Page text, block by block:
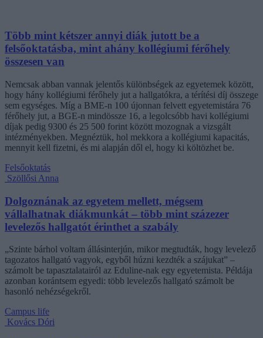
Több mint kétszer annyi diák jutott be a
felsőoktatásba, mint ahány kollégiumi férőhely
összesen van
Nemcsak abban vannak jelentős különbségek az egyetemek között,
hogy hány kollégiumi férőhely jut a hallgatókra, a térítési díj összege
sem egységes. Míg a BME-n 100 újonnan felvett egyetemistára 76
férőhely jut, a BGE-n mindössze 16, a legolcsóbb havi kollégiumi
díjak pedig 9300 és 25 500 forint között mozognak a vizsgált
intézményekben. Megnéztük, hol mekkora a kollégiumi kapacitás,
mennyit kell fizetni, és mi alapján dől el, hogy ki költözhet be.
Felsőoktatás
Szöllősi Anna
Dolgoznának az egyetem mellett, mégsem
vállalhatnak diákmunkát – több mint százezer
levelezős hallgatót érinthet a szabály
„Szinte bárhol voltam állásinterjún, mikor megtudták, hogy levelező
tagozatos hallgató vagyok, egyből húzni kezdték a szájukat” –
számolt be tapasztalatairól az Eduline-nak egy egyetemista. Példája
azonban korántsem egyedi: több levelezős hallgató számolt be
hasonló nehézségekről.
Campus life
Kovács Dóri